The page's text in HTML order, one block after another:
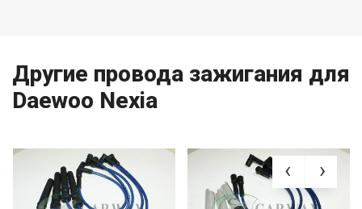
Другие провода зажигания для
Daewoo Nexia